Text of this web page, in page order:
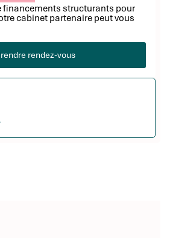
financements structurants pour
cabinet partenaire peut vous
rendez-vous